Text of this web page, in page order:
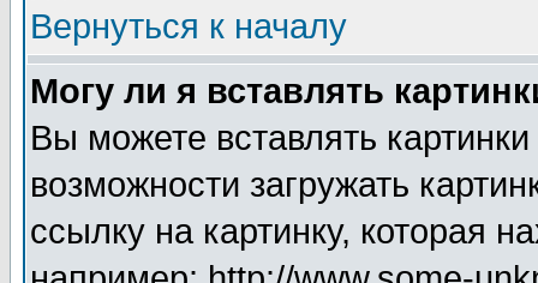
Вернуться к началу
Могу ли я вставлять
Вы можете вставлять
возможности загружать
ссылку на картинку, которая